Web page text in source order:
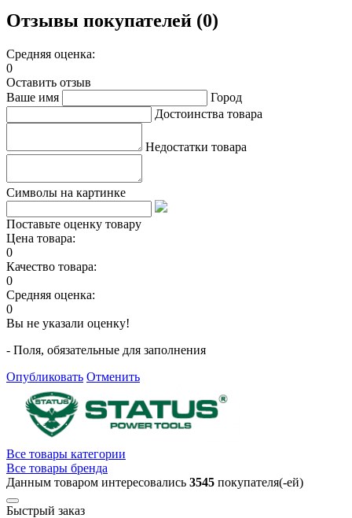
Отзывы покупателей (0)
Средняя оценка:
0
Оставить отзыв
Ваше имя
Город
Достоинства товара
Недостатки товара
Символы на картинке
Поставьте оценку товару
Цена товара:
0
Качество товара:
0
Средняя оценка:
0
Вы не указали оценку!
- Поля, обязательные для заполнения
Опубликовать Отменить
Все товары категории
Все товары бренда
Данным товаром интересовались 3545 покупателя(-ей)
Быстрый заказ